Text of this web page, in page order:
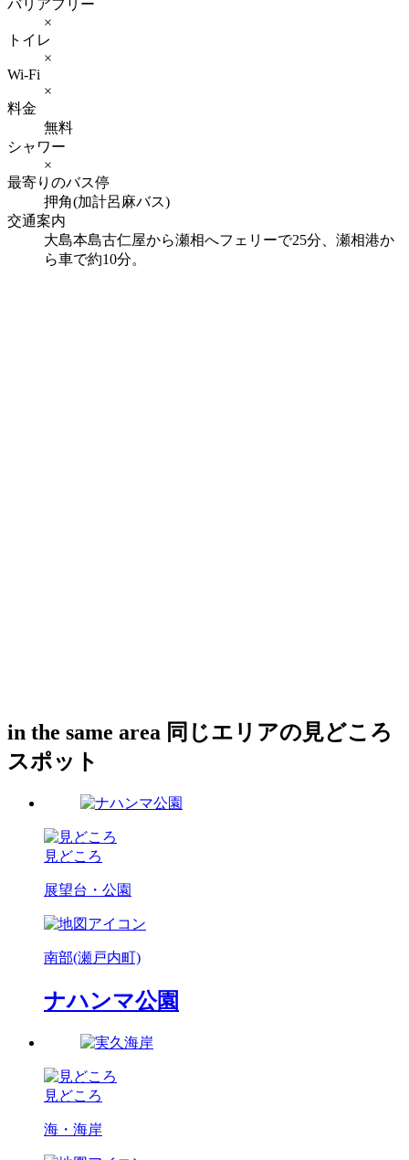
バリアフリー
×
トイレ
×
Wi-Fi
×
料金
無料
シャワー
×
最寄りのバス停
押角(加計呂麻バス)
交通案内
大島本島古仁屋から瀬相へフェリーで25分、瀬相港か
ら車で約10分。
in the same area 同じエリアの見どころ
スポット
見どころ
展望台・公園
南部(瀬戸内町)
ナハンマ公園
見どころ
海・海岸